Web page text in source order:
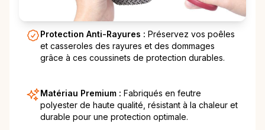
Protection Anti-Rayures : Préservez vos poêles
et casseroles des rayures et des dommages
grâce à ces coussinets de protection durables.
Matériau Premium : Fabriqués en feutre
polyester de haute qualité, résistant à la chaleur et
durable pour une protection optimale.